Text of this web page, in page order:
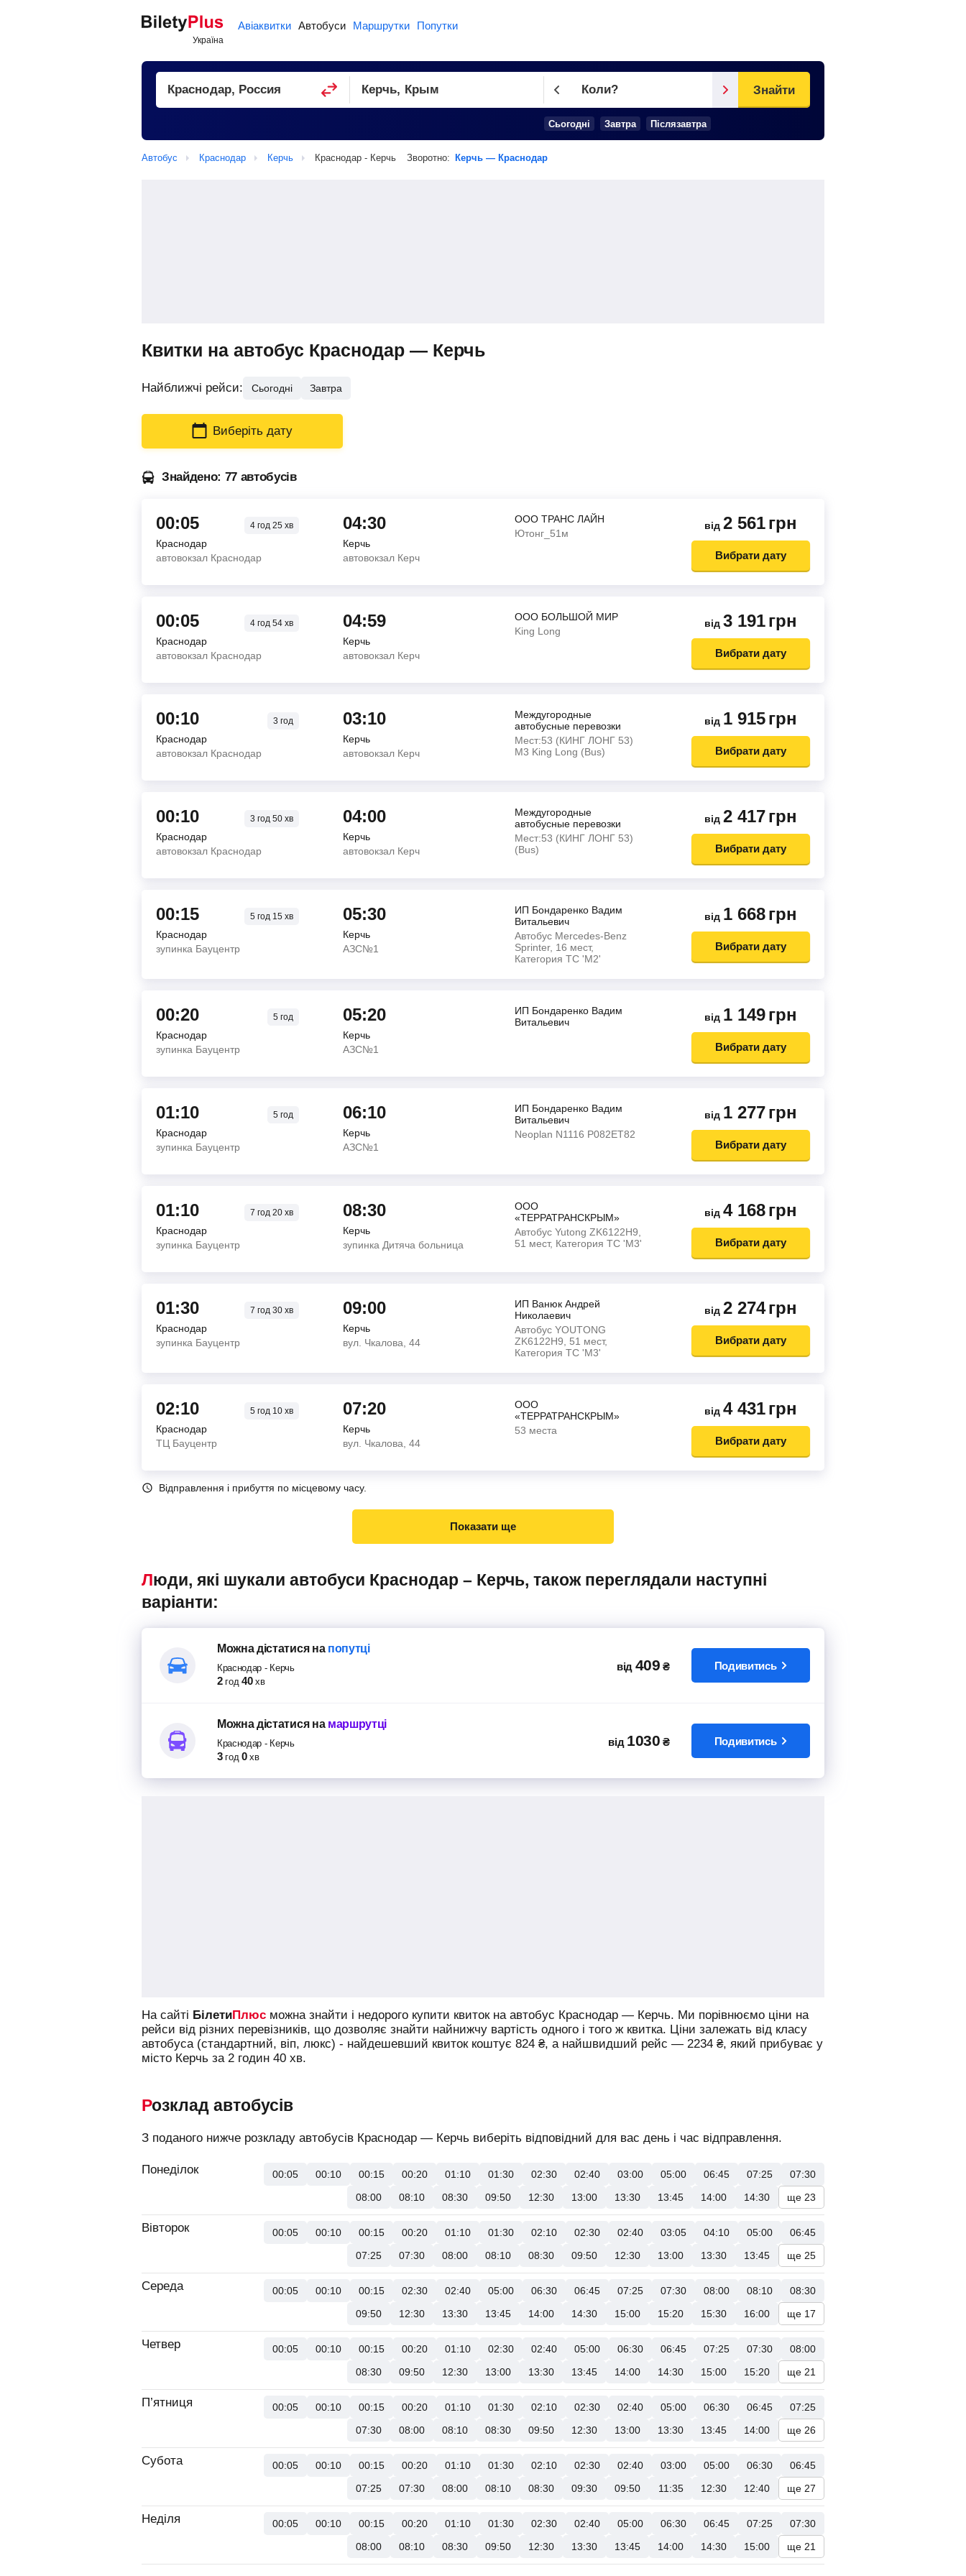
Авіаквитки Автобуси Маршрутки Попутки
Коли?
Cьогодні Завтра Післязавтра
Знайти
Автобус Краснодар Керчь Краснодар - Керчь Зворотно: Керчь — Краснодар
Квитки на автобус Краснодар — Керчь
Найближчі рейси: Сьогодні Завтра
Виберіть дату
Знайдено: 77 автобусів
00:05 4 год25 хв
Краснодар
автовокзал Краснодар
04:30
Керчь
автовокзал Керч
ООО ТРАНС ЛАЙН
Ютонг_51м
від 2 561грн
Вибрати дату
00:05 4 год54 хв
Краснодар
автовокзал Краснодар
04:59
Керчь
автовокзал Керч
ООО БОЛЬШОЙ МИР
King Long
від 3 191грн
Вибрати дату
00:10 3 год
Краснодар
автовокзал Краснодар
03:10
Керчь
автовокзал Керч
Междугородные
автобусные перевозки
Мест:53 (КИНГ ЛОНГ 53)
M3 King Long (Bus)
від 1 915грн
Вибрати дату
00:10 3 год50 хв
Краснодар
автовокзал Краснодар
04:00
Керчь
автовокзал Керч
Междугородные
автобусные перевозки
Мест:53 (КИНГ ЛОНГ 53)
(Bus)
від 2 417грн
Вибрати дату
00:15 5 год15 хв
Краснодар
зупинка Бауцентр
05:30
Керчь
АЗС№1
ИП Бондаренко Вадим
Витальевич
Автобус Mercedes-Benz
Sprinter, 16 мест,
Категория ТС 'М2'
від 1 668грн
Вибрати дату
00:20 5 год
Краснодар
зупинка Бауцентр
05:20
Керчь
АЗС№1
ИП Бондаренко Вадим
Витальевич
від 1 149грн
Вибрати дату
01:10 5 год
Краснодар
зупинка Бауцентр
06:10
Керчь
АЗС№1
ИП Бондаренко Вадим
Витальевич
Neoplan N1116 Р082ЕТ82
від 1 277грн
Вибрати дату
01:10 7 год20 хв
Краснодар
зупинка Бауцентр
08:30
Керчь
зупинка Дитяча больница
ООО
«ТЕРРАТРАНСКРЫМ»
Автобус Yutong ZK6122H9,
51 мест, Категория ТС 'М3'
від 4 168грн
Вибрати дату
01:30 7 год30 хв
Краснодар
зупинка Бауцентр
09:00
Керчь
вул. Чкалова, 44
ИП Ванюк Андрей
Николаевич
Автобус YOUTONG
ZK6122H9, 51 мест,
Категория ТС 'М3'
від 2 274грн
Вибрати дату
02:10 5 год10 хв
Краснодар
ТЦ Бауцентр
07:20
Керчь
вул. Чкалова, 44
ООО
«ТЕРРАТРАНСКРЫМ»
53 места
від 4 431грн
Вибрати дату
Відправлення і прибуття по місцевому часу.
Показати ще
Люди, які шукали автобуси Краснодар – Керчь, також переглядали наступні
варіанти:
Можна дістатисяна попутці
Краснодар - Керчь
2 год 40 хв
від 409 ₴ Подивитись
Можна дістатисяна маршрутці
Краснодар - Керчь
3 год 0 хв
від 1030 ₴ Подивитись
На сайті БілетиПлюс можна знайти і недорого купити квиток на автобус Краснодар — Керчь. Ми порівнюємо ціни на
рейси від різних перевізників, що дозволяє знайти найнижчу вартість одного і того ж квитка. Ціни залежать від класу
автобуса (стандартний, віп, люкс) - найдешевший квиток коштує 824 ₴, а найшвидший рейс — 2234 ₴, який прибуває у
місто Керчь за 2 годин 40 хв.
Розклад автобусів
З поданого нижче розкладу автобусів Краснодар — Керчь виберіть відповідний для вас день і час відправлення.
Понеділок 00:05 00:10 00:15 00:20 01:10 01:30 02:30 02:40 03:00 05:00 06:45 07:25
07:30
08:00
08:10 08:30 09:50 12:30 13:00 13:30 13:45 14:00 14:30 ще 23
Вівторок 00:05 00:10 00:15 00:20 01:10 01:30 02:10 02:30 02:40 03:05 04:10 05:00
06:45
07:25
07:30 08:00 08:10 08:30 09:50 12:30 13:00 13:30 13:45 ще 25
Середа 00:05 00:10 00:15 02:30 02:40 05:00 06:30 06:45 07:25 07:30 08:00 08:10
08:30
09:50
12:30 13:30 13:45 14:00 14:30 15:00 15:20 15:30 16:00 ще 17
Четвер 00:05 00:10 00:15 00:20 01:10 02:30 02:40 05:00 06:30 06:45 07:25 07:30
08:00
08:30
09:50 12:30 13:00 13:30 13:45 14:00 14:30 15:00 15:20 ще 21
П’ятниця 00:05 00:10 00:15 00:20 01:10 01:30 02:10 02:30 02:40 05:00 06:30 06:45
07:25
07:30
08:00 08:10 08:30 09:50 12:30 13:00 13:30 13:45 14:00 ще 26
Субота 00:05 00:10 00:15 00:20 01:10 01:30 02:10 02:30 02:40 03:00 05:00 06:30
06:45
07:25
07:30 08:00 08:10 08:30 09:30 09:50 11:35 12:30 12:40 ще 27
Неділя 00:05 00:10 00:15 00:20 01:10 01:30 02:30 02:40 05:00 06:30 06:45 07:25
07:30
08:00
08:10 08:30 09:50 12:30 13:30 13:45 14:00 14:30 15:00 ще 21